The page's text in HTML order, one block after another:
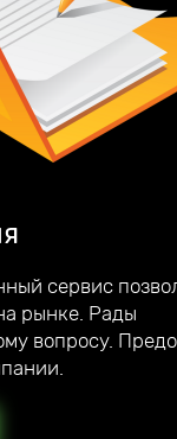
сервис
рынке. Рады
вопросу.